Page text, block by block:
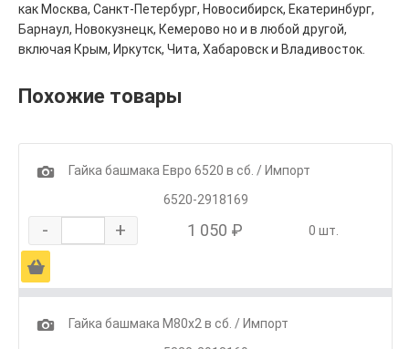
как Москва, Санкт-Петербург, Новосибирск, Екатеринбург,
Барнаул, Новокузнецк, Кемерово но и в любой другой,
включая Крым, Иркутск, Чита, Хабаровск и Владивосток.
Похожие товары
1
Гайка башмака Евро 6520 в сб. / Импорт
6520-2918169
- + 1 050 ₽ 0 шт.
Ä
1
Гайка башмака М80х2 в сб. / Импорт